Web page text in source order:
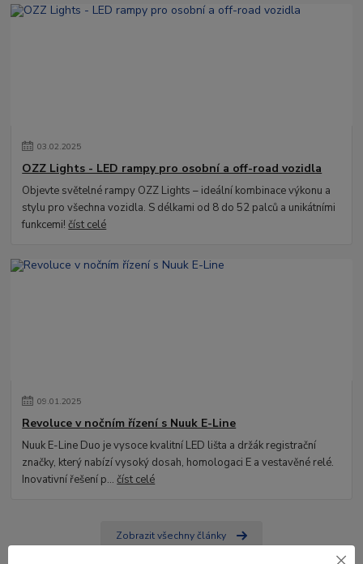
03.02.2025
OZZ Lights - LED rampy pro osobní a off-road vozidla
Objevte světelné rampy OZZ Lights – ideální kombinace výkonu a
stylu pro všechna vozidla. S délkami od 8 do 52 palců a unikátními
funkcemi!číst celé
09.01.2025
Revoluce v nočním řízení s Nuuk E-Line
Nuuk E-Line Duo je vysoce kvalitní LED lišta a držák registrační
značky, který nabízí vysoký dosah, homologaci E a vestavěné relé.
Inovativní řešení p...číst celé
Zobrazit všechny články